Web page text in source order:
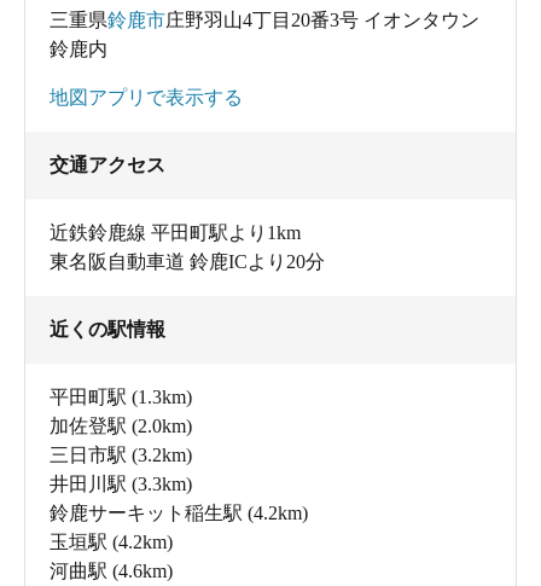
三重県鈴鹿市庄野羽山4丁目20番3号 イオンタウン
鈴鹿内
地図アプリで表示する
交通アクセス
近鉄鈴鹿線 平田町駅より1km
東名阪自動車道 鈴鹿ICより20分
近くの駅情報
平田町駅 (1.3km)
加佐登駅 (2.0km)
三日市駅 (3.2km)
井田川駅 (3.3km)
鈴鹿サーキット稲生駅 (4.2km)
玉垣駅 (4.2km)
河曲駅 (4.6km)